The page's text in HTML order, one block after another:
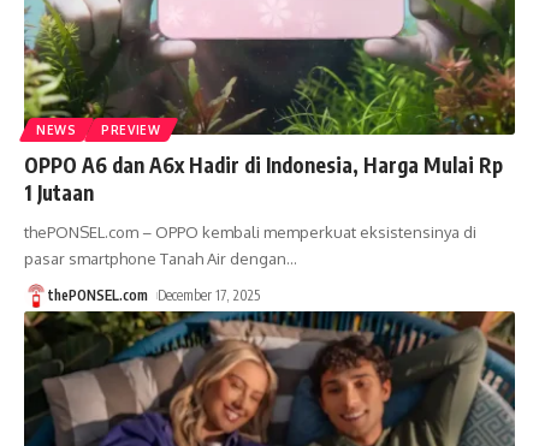
NEWS PREVIEW
OPPO A6 dan A6x Hadir di Indonesia, Harga Mulai Rp
1 Jutaan
thePONSEL.com – OPPO kembali memperkuat eksistensinya di
pasar smartphone Tanah Air dengan…
thePONSEL.com December 17, 2025